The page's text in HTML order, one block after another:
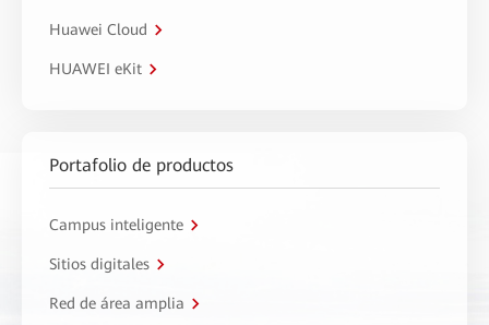
Huawei Cloud
HUAWEI eKit
Portafolio de productos
Campus inteligente
Sitios digitales
Red de área amplia